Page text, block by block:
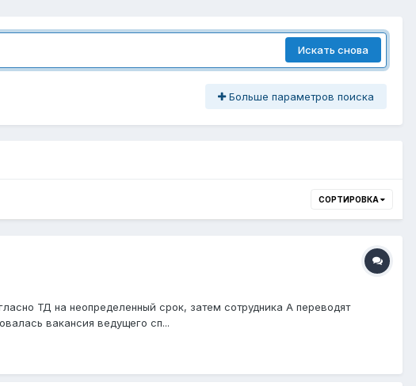
Искать снова
Больше параметров поиска
СОРТИРОВКА
ТД на неопределенный срок, затем сотрудника А переводят
вакансия ведущего сп...